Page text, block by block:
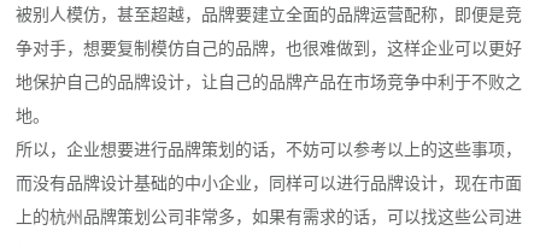
被别人模仿，甚至超越，品牌要建立全面的品牌运营配称，即便是竞
争对手，想要复制模仿自己的品牌，也很难做到，这样企业可以更好
地保护自己的品牌设计，让自己的品牌产品在市场竞争中利于不败之
地。
所以，企业想要进行品牌策划的话，不妨可以参考以上的这些事项，
而没有品牌设计基础的中小企业，同样可以进行品牌设计，现在市面
上的杭州品牌策划公司非常多，如果有需求的话，可以找这些公司进